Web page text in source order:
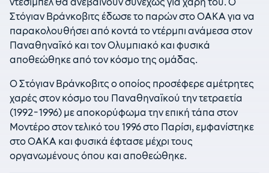
Στόγιαν Βράνκοβιτς έδωσε το παρών στο ΟΑΚΑ για να
παρακολουθήσει από κοντά το ντέρμπι ανάμεσα στον
Παναθηναϊκό και τον Ολυμπιακό και φυσικά
αποθεώθηκε από τον κόσμο της ομάδας.
Ο Στόγιαν Βράνκοβιτς ο οποίος προσέφερε αμέτρητες
χαρές στον κόσμο του Παναθηναϊκού την τετραετία
(1992-1996) με αποκορύφωμα την επική τάπα στον
Μοντέρο στον τελικό του 1996 στο Παρίσι, εμφανίστηκε
στο ΟΑΚΑ και φυσικά έφτασε μέχρι τους
οργανωμένους όπου και αποθεώθηκε.